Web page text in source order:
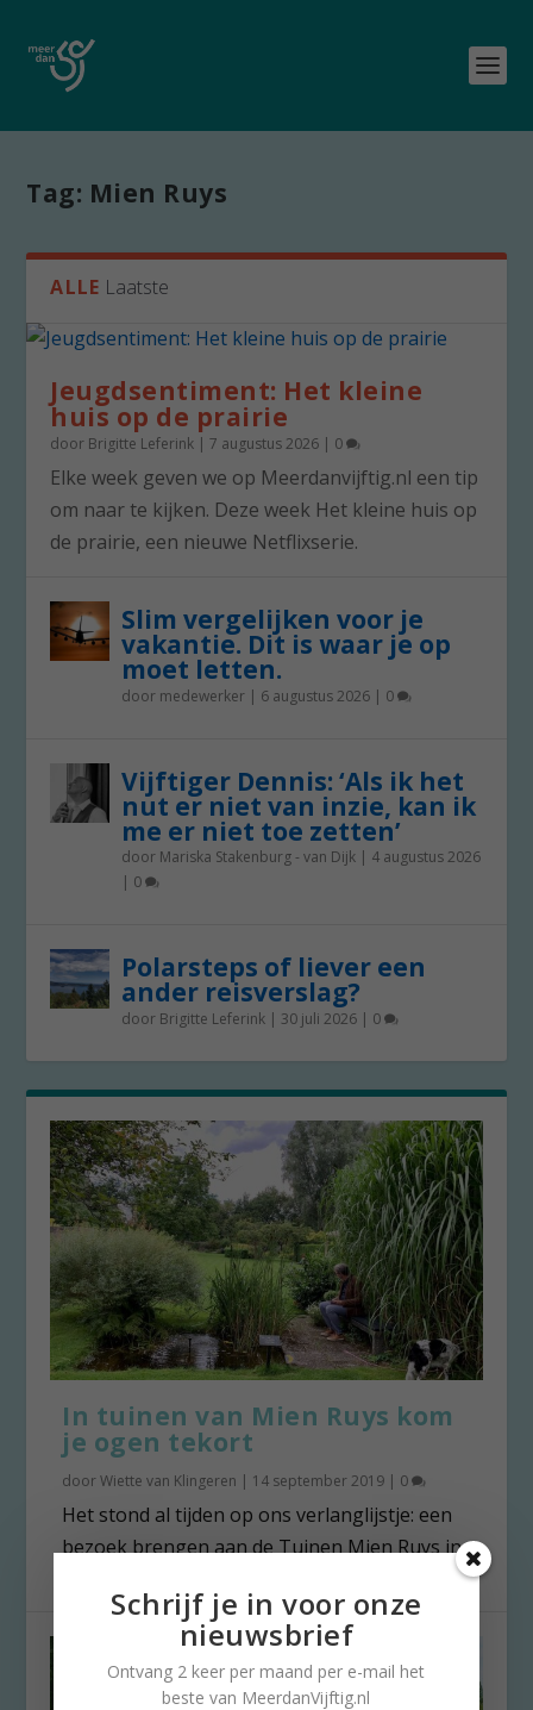
Tag: Mien Ruys
ALLE Laatste
Jeugdsentiment: Het kleine
huis op de prairie
door Brigitte Leferink |7 augustus 2026 | 0
Elke week geven we op Meerdanvijftig.nl een tip
om naar te kijken. Deze week Het kleine huis op
de prairie, een nieuwe Netflixserie.
Slim vergelijken voor je
vakantie. Dit is waar je op
moet letten.
door medewerker | 6 augustus 2026 | 0
Vijftiger Dennis: ‘Als ik het
nut er niet van inzie, kan ik
me er niet toe zetten’
door Mariska Stakenburg - van Dijk | 4 augustus 2026
| 0
Polarsteps of liever een
ander reisverslag?
door Brigitte Leferink | 30 juli 2026 | 0
In tuinen van Mien Ruys kom
je ogen tekort
doorWiette van Klingeren | 14 september 2019 | 0
Het stond al tijden op ons verlanglijstje: een
bezoek brengen aan de Tuinen Mien Ruys in...
Schrijf je in voor onze
nieuwsbrief
Ontvang 2 keer per maand per e-mail het
beste van MeerdanVijftig.nl